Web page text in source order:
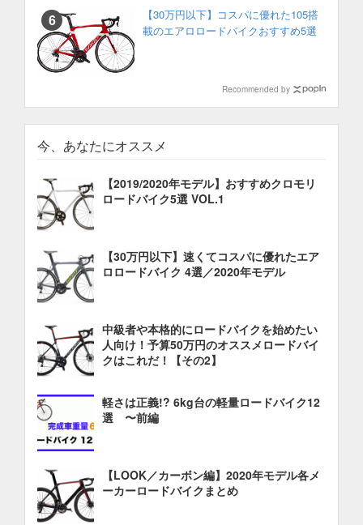
【30万円以下】コスパに優れた105搭
載のエアロロードバイクおすすめ5選
Recommended by
今、あなたにオススメ
【2019/2020年モデル】おすすめクロモリ
ロードバイク5選 VOL.1
【30万円以下】速くてコスパに優れたエア
ロロードバイク 4選／2020年モデル
中級者や本格的にロードバイクを始めたい
人向け！予算50万円のオススメロードバイ
クはこれだ！【その2】
軽さは正義!? 6kg台の軽量ロードバイク12
選 〜前編
【LOOK／カーボン編】2020年モデル各メ
ーカーロードバイクまとめ